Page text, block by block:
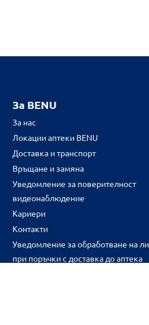
За BENU
За нас
Локации аптеки BENU
Доставка и транспорт
Връщане и замяна
Уведомление за поверителност
видеонаблюдение
Кариери
Контакти
Уведомление за обработване на
при поръчки с доставка до аптека